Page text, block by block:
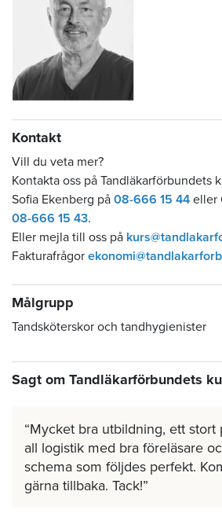
Kontakt
Vill du veta mer?
Kontakta oss på Tandläkarförbundets
Sofia Ekenberg på 08-666 15 44 eller
08-666 15 43.
Eller mejla till oss på
Fakturafrågor
Målgrupp
Tandsköterskor och tandhygienister
Sagt om Tandläkarförbundets
Mycket bra utbildning, ett stort
all logistik med bra föreläsare
schema som följdes perfekt.
gärna tillbaka. Tack!